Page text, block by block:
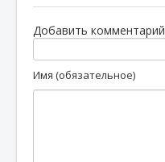
Добавить комментарий
Имя (обязательное)